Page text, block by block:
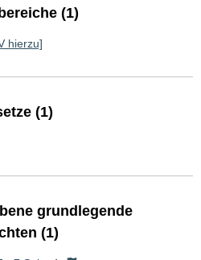
(1)
hierzu]
(1)
grundlegende
(1)